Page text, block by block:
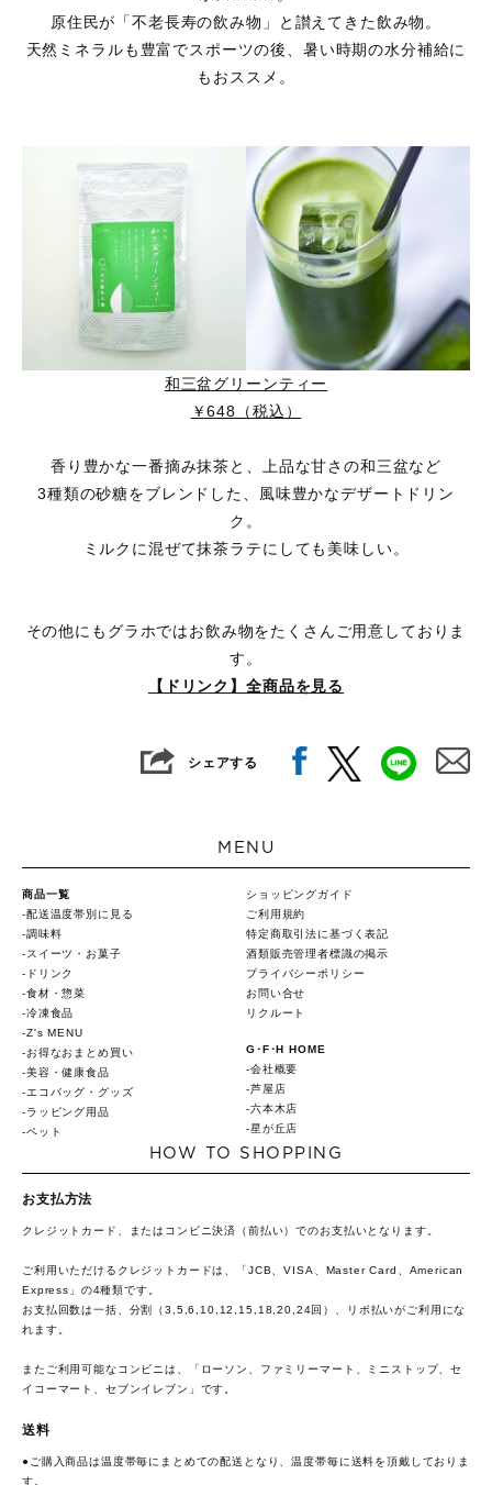
原住民が「不老長寿の飲み物」と讃えてきた飲み物。
天然ミネラルも豊富でスポーツの後、暑い時期の水分補給に
もおススメ。
和三盆グリーンティー
￥648（税込）
香り豊かな一番摘み抹茶と、上品な甘さの和三盆など
3種類の砂糖をブレンドした、風味豊かなデザートドリン
ク。
ミルクに混ぜて抹茶ラテにしても美味しい。
その他にもグラホではお飲み物をたくさんご用意しておりま
す。
【ドリンク】全商品を見る
シェアする
MENU
商品一覧
配送温度帯別に見る
調味料
スイーツ・お菓子
ドリンク
食材・惣菜
冷凍食品
Z's MENU
お得なおまとめ買い
美容・健康食品
エコバッグ・グッズ
ラッピング用品
ペット
ショッピングガイド
ご利用規約
特定商取引法に基づく表記
酒類販売管理者標識の掲示
プライバシーポリシー
お問い合せ
リクルート
G･F･H HOME
会社概要
芦屋店
六本木店
星が丘店
HOW TO SHOPPING
お支払方法
クレジットカード、またはコンビニ決済（前払い）でのお支払いとなります。
ご利用いただけるクレジットカードは、「JCB、VISA、Master Card、American
Express」の4種類です。
お支払回数は一括、分割（3,5,6,10,12,15,18,20,24回）、リボ払いがご利用にな
れます。
またご利用可能なコンビニは、「ローソン、ファミリーマート、ミニストップ、セ
イコーマート、セブンイレブン」です。
送料
●ご購入商品は温度帯毎にまとめての配送となり、温度帯毎に送料を頂戴しておりま
す。